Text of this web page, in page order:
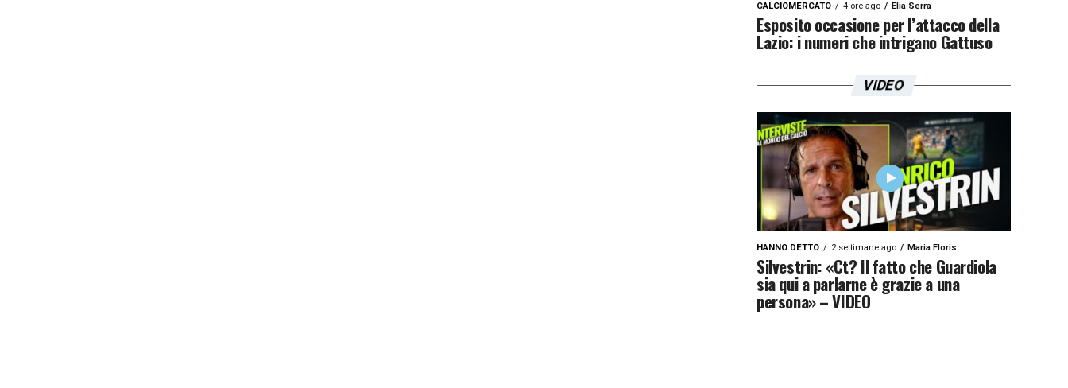
CALCIOMERCATO 4 ore ago Elia Serra
Esposito occasione per l’attacco della
Lazio: i numeri che intrigano Gattuso
VIDEO
HANNO DETTO 2 settimane ago Maria Floris
Silvestrin: «Ct? Il fatto che Guardiola
sia qui a parlarne è grazie a una
persona» – VIDEO